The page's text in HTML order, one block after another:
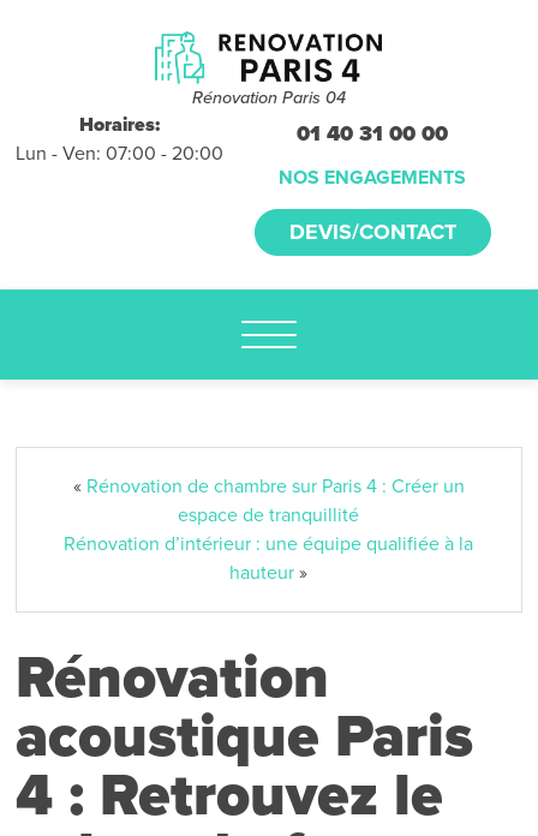
Rénovation Paris 04
Horaires:
Lun - Ven: 07:00 - 20:00
01 40 31 00 00
NOS ENGAGEMENTS
DEVIS/CONTACT
déplacements
gratuitssans
engagement
appelez-nous :
01.40.31.00.00
« Rénovation de chambre sur Paris 4 : Créer un
espace de tranquillité
Rénovation d’intérieur : une équipe qualifiée à la
hauteur »
Rénovation
acoustique Paris
4 : Retrouvez le